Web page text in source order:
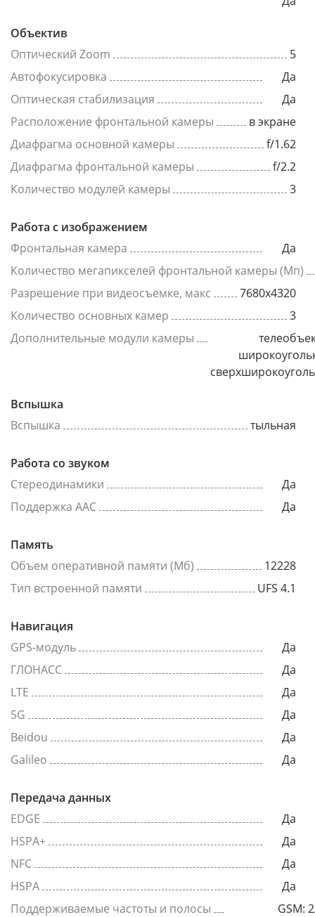
Объектив
Оптический Zoom
5
Автофокусировка
Да
Оптическая стабилизация
Да
Расположение фронтальной камеры
в экране
Диафрагма основной камеры
f/1.62
Диафрагма фронтальной камеры
f/2.2
Количество модулей камеры
3
Работа с изображением
Фронтальная камера
Да
Количество мегапикселей фронтальной камеры (Мп)
Разрешение при видеосъемке, макс
7680x4320
Количество основных камер
3
Дополнительные модули камеры
Вспышка
Вспышка
тыльная
Работа со звуком
Стереодинамики
Да
Поддержка AAC
Да
Память
Объем оперативной памяти (Мб)
12228
Тип встроенной памяти
UFS 4.1
Навигация
GPS-модуль
Да
ГЛОНАСС
Да
LTE
Да
5G
Да
Beidou
Да
Galileo
Да
Передача данных
EDGE
Да
HSPA+
Да
NFC
Да
HSPA
Да
Поддерживаемые частоты и полосы
GSM: